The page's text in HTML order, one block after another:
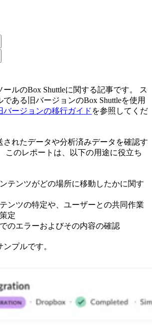
ルのBox Shuttleに関する記事です。 ス
ある旧バージョンのBox Shuttleを使用
バージョンの移行ガイド を参照してくだ
されたデータや分析済みデータを確認す
このレポートは、以下の用途に役立ち
テンツがどの場所に移動したかに関す
ンツの特定や、ユーザーとの共同作業
定
のエラーおよびその内容の確認
プルです。